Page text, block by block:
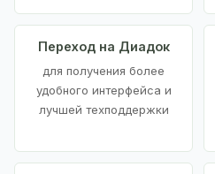
Переход на Диадок
для получения более
удобного интерфейса и
лучшей техподдержки